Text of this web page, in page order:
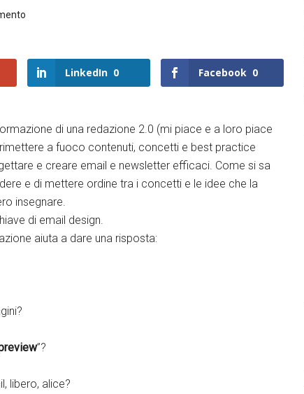
LinkedIn 0 Facebook 0
di una redazione 2.0 (mi piace e a loro piace
a fuoco contenuti, concetti e best practice
e creare email e newsletter efficaci. Come si sa
e di mettere ordine tra i concetti e le idee che la
insegnare.
di email design.
aiuta a dare una risposta:
”?
libero, alice?